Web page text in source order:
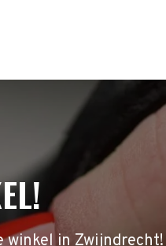
winkel in Zwijndrecht!